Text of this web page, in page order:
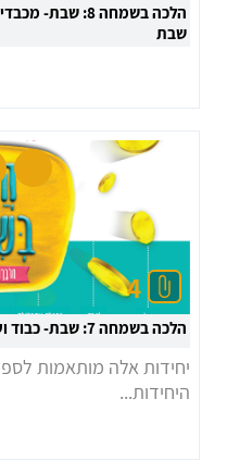
הלכה בשמחה 8:
שבת
4
הלכה בשמחה 7: שבת- כבוד ועונג שבת הלכה בשמחה
יחידות אלה מותאמות
היחידות...